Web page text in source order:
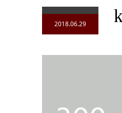
2018.06.29